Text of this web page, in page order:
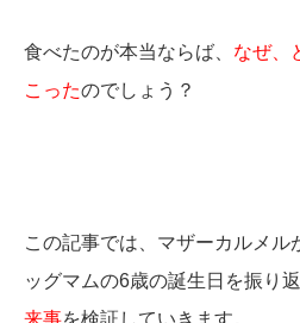
食べたのが本当ならば、 なぜ、
こったのでしょう？
この記事では、マザーカルメル
ッグマムの6歳の誕生日を振り
来事を検証していきます。